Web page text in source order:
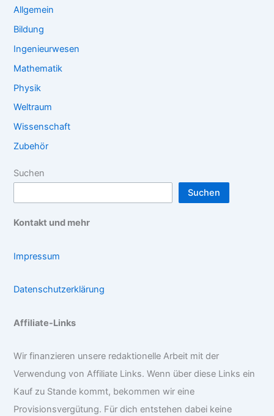
Allgemein
Bildung
Ingenieurwesen
Mathematik
Physik
Weltraum
Wissenschaft
Zubehör
Suchen
Suchen
Kontakt und mehr
Impressum
Datenschutzerklärung
Affiliate-Links
Wir finanzieren unsere redaktionelle Arbeit mit der
Verwendung von Affiliate Links. Wenn über diese Links ein
Kauf zu Stande kommt, bekommen wir eine
Provisionsvergütung. Für dich entstehen dabei keine